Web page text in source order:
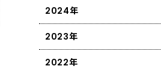
2024年
2023年
2022年